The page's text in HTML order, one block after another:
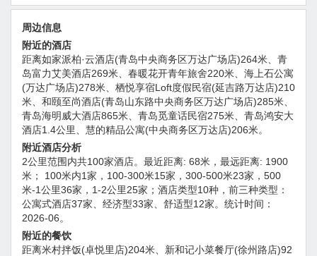
周边信息
附近的酒店
距离如家派柏·云酒店(青岛中央商务区万达广场店)264米、青
岛富力艾美酒店269米、春暖花开青年旅舍220米、海上石公寓
(万达广场店)278米、栖悦享宿Loft度假民宿(延吉路万达店)210
米、和颐至尚酒店(青岛山东路中央商务区万达广场店)285米、
青岛海明威大酒店865米、青岛觅童话民宿275米、青岛鸿安大
酒店1.4公里、慧的精品公寓(中央商务区万达店)206米。
附近酒店分析
2公里范围内共100家酒店。最近距离: 68米，最远距离: 1900
米； 100米内1家，100-300米15家，300-500米23家，500
米-1公里36家，1-2公里25家；酒店类型10种，前三种类型：
公寓式酒店37家、经济型33家、舒适型12家。统计时间：
2026-06。
附近的餐饮
距离米村拌饭(卓悦里店)204米、新和记小菜餐厅(徐州路店)92